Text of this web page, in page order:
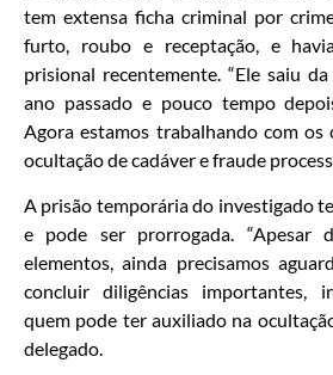
tem extensa ficha criminal por
furto, roubo e receptação, e
prisional recentemente. “Ele saiu
ano passado e pouco tempo
Agora estamos trabalhando com os
ocultação de cadáver e fraude
A prisão temporária do investigado
e pode ser prorrogada. “Apesar
elementos, ainda precisamos
concluir diligências importantes,
quem pode ter auxiliado na
delegado.